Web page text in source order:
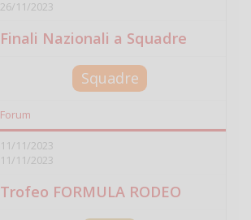
26/11/2023
Finali Nazionali a Squadre
Squadre
Forum
11/11/2023
11/11/2023
Trofeo FORMULA RODEO